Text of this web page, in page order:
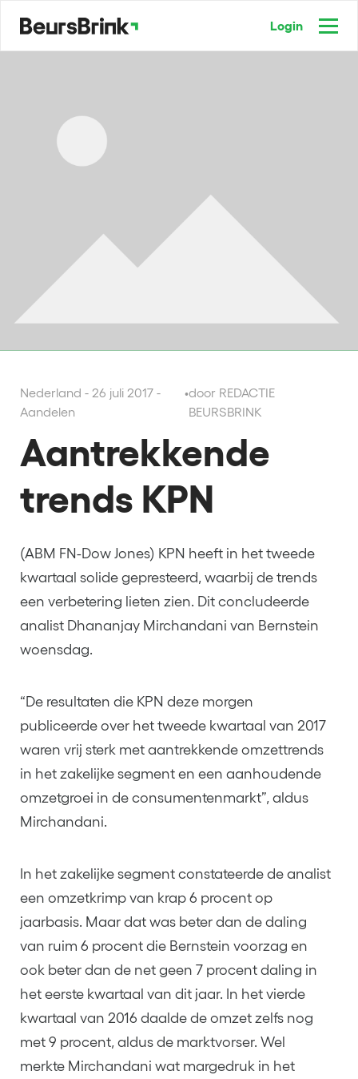
Login
Nederland - 26 juli 2017 -
Aandelen
•door REDACTIE
BEURSBRINK
Aantrekkende
trends KPN
(ABM FN-Dow Jones) KPN heeft in het tweede
kwartaal solide gepresteerd, waarbij de trends
een verbetering lieten zien. Dit concludeerde
analist Dhananjay Mirchandani van Bernstein
woensdag.
“De resultaten die KPN deze morgen
publiceerde over het tweede kwartaal van 2017
waren vrij sterk met aantrekkende omzettrends
in het zakelijke segment en een aanhoudende
omzetgroei in de consumentenmarkt”, aldus
Mirchandani.
In het zakelijke segment constateerde de analist
een omzetkrimp van krap 6 procent op
jaarbasis. Maar dat was beter dan de daling
van ruim 6 procent die Bernstein voorzag en
ook beter dan de net geen 7 procent daling in
het eerste kwartaal van dit jaar. In het vierde
kwartaal van 2016 daalde de omzet zelfs nog
met 9 procent, aldus de marktvorser. Wel
merkte Mirchandani wat margedruk in het